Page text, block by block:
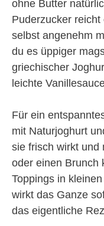
ohne Butter
Puderzucker
selbst angenehm
du es üppiger
griechischer
leichte
Für ein
mit Naturjoghurt
sie frisch wirkt und
oder einen Brunch
Toppings in
wirkt das Ganze
das eigentliche